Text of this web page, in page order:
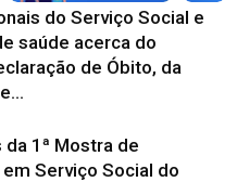
do Serviço Social e
saúde acerca do
de Óbito, da
1ª Mostra de
Serviço Social do